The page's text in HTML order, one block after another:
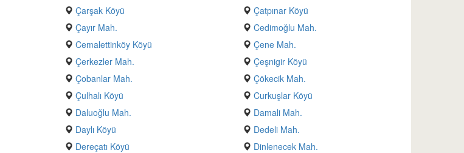
Çarşak Köyü
Çatpınar Köyü
Çayır Mah.
Cedimoğlu Mah.
Cemalettinköy Köyü
Çene Mah.
Çerkezler Mah.
Çeşnigir Köyü
Çobanlar Mah.
Çökecik Mah.
Çulhalı Köyü
Curkuşlar Köyü
Daluoğlu Mah.
Damali Mah.
Daylı Köyü
Dedeli Mah.
Dereçatı Köyü
Dinlenecek Mah.